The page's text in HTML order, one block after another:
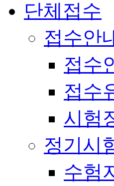
단체접수
접수안
접수
접수
시험
정기시
수험